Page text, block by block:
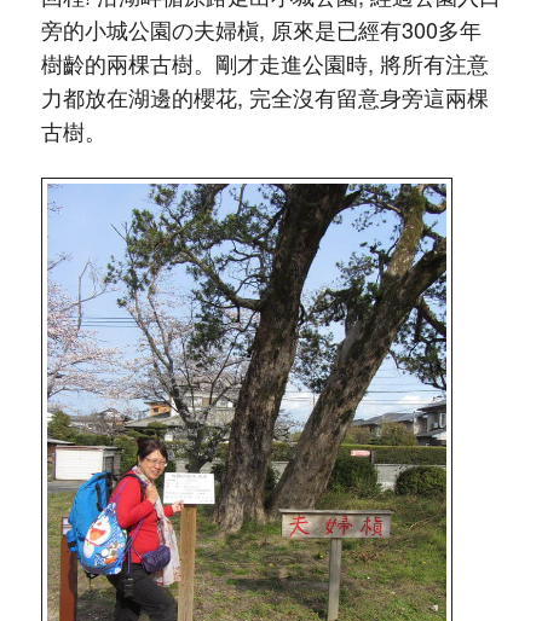
旁的小城公園の夫婦槇, 原來是已經有300多年
樹齡的兩棵古樹。剛才走進公園時, 將所有注意
力都放在湖邊的櫻花, 完全沒有留意身旁這兩棵
古樹。